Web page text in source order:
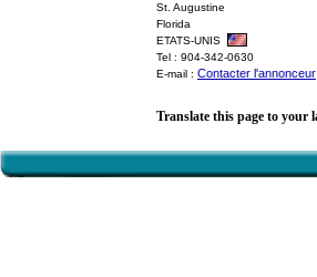
St. Augustine
Florida
ETATS-UNIS
Tel : 904-342-0630
E-mail : Contacter l'annonceur
Translate this page to your